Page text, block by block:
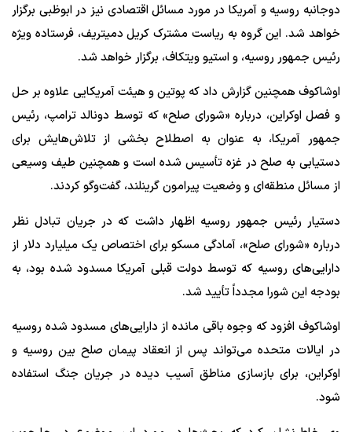
دوجانبه روسیه و آمریکا در مورد مسائل اقتصادی نیز در ابوظبی برگزار
خواهد شد. این گروه به ریاست مشترک کریل دمیتریف، فرستاده ویژه
رئیس جمهور روسیه، و استیو ویتکاف، برگزار خواهد شد.
اوشاکوف همچنین گزارش داد که پوتین و هیئت آمریکایی علاوه بر حل
و فصل اوکراین، درباره «شورای صلح» که توسط دونالد ترامپ، رئیس
جمهور آمریکا، به عنوان به اصطلاح بخشی از تلاش‌هایش برای
دستیابی به صلح در غزه تأسیس شده است و همچنین طیف وسیعی
از مسائل منطقه‌ای و وضعیت پیرامون گرینلند، گفت‌وگو کردند.
دستیار رئیس جمهور روسیه اظهار داشت که در جریان تبادل نظر
درباره «شورای صلح»، آمادگی مسکو برای اختصاص یک میلیارد دلار از
دارایی‌های روسیه که توسط دولت قبلی آمریکا مسدود شده بود، به
بودجه این شورا مجدداً تأیید شد.
اوشاکوف افزود که وجوه باقی مانده از دارایی‌های مسدود شده روسیه
در ایالات متحده می‌تواند پس از انعقاد پیمان صلح بین روسیه و
اوکراین، برای بازسازی مناطق آسیب دیده در جریان جنگ استفاده
شود.